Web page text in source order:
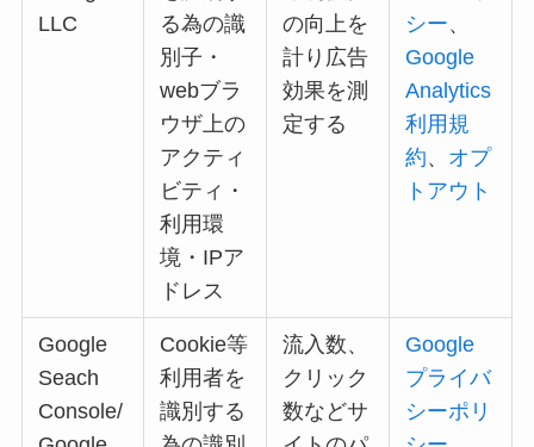
LLC
る為の識
別子・
webブラ
ウザ上の
アクティ
ビティ・
利用環
境・IPア
ドレス
の向上を
計り広告
効果を測
定する
シー、
Google
Analytics
利用規
約、 オプ
トアウト
Google
Seach
Console/
Cookie等
利用者を
識別する
流入数、
クリック
数などサ
Google
プライバ
シーポリ